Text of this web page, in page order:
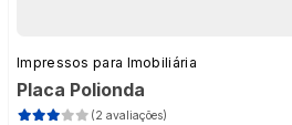
Impressos para Imobiliária
Placa Polionda
(2 avaliações)